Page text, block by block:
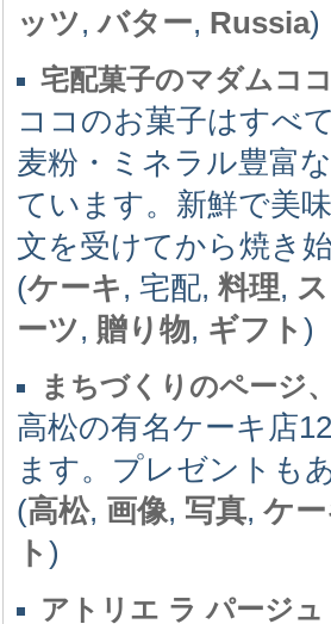
ッツ,バター, Russia)
宅配菓子のマダムコ
ココのお菓子はすべ
麦粉・ミネラル豊富
ています。新鮮で美
文を受けてから焼き
(ケーキ, 宅配, 料理,
ーツ, 贈り物, ギフト )
まちづくりのページ
高松の有名ケーキ店
ます。プレゼントも
(高松, 画像, 写真, ケ
ト )
アトリエ ラ パージ